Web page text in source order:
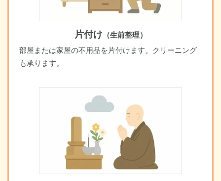
片付け （生前整理）
部屋または家屋の不用品を片付けます。クリーニング
も承ります。